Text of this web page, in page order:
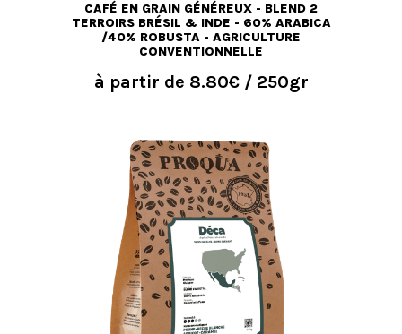
CAFÉ EN GRAIN GÉNÉREUX - BLEND 2
TERROIRS BRÉSIL & INDE - 60% ARABICA
/40% ROBUSTA - AGRICULTURE
CONVENTIONNELLE
à partir de 8.80€ / 250gr